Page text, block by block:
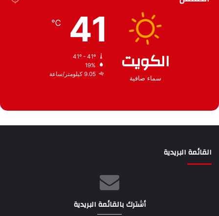
الكويت
سماء صافية
41
℃
19%
9.05 كيلومتر/ساعة
القائمة البريدية
أشترك بالقائمة البريدية